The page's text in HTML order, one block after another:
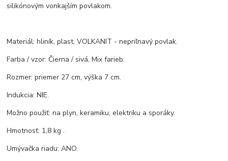
silikónovým vonkajším povlakom.
Materiál: hliník, plast, VOLKANIT - nepriľnavý povlak.
Farba / vzor: Čierna / sivá, Mix farieb.
Rozmer: priemer 27 cm, výška 7 cm.
Indukcia: NIE.
Možno použiť: na plyn, keramiku, elektriku a sporáky.
Hmotnosť: 1,8 kg .
Umývačka riadu: ANO.